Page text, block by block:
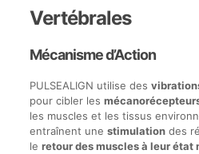
Vertébrales
Mécanisme d’Action
PULSEALIGN utilise des
pour cibler les
les muscles et les tissus
entraînent une stimulationdes
le retour des muscles à leur état